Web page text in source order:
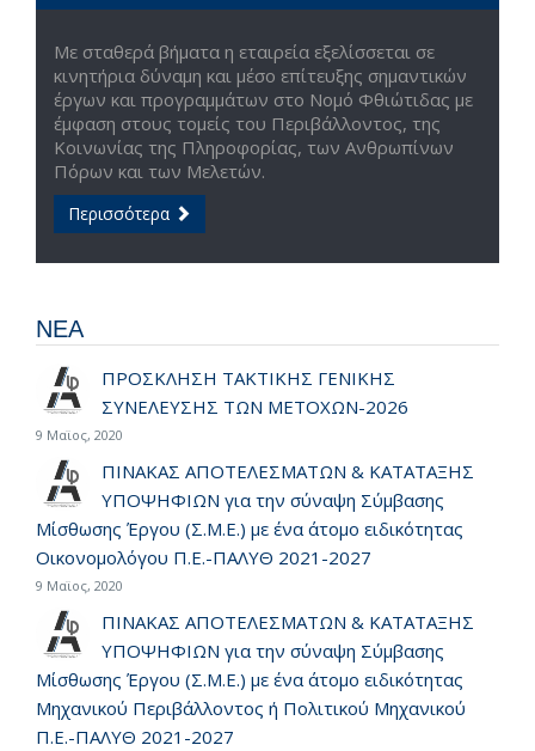
Με σταθερά βήματα η εταιρεία εξελίσσεται σε
κινητήρια δύναμη και μέσο επίτευξης σημαντικών
έργων και προγραμμάτων στο Νομό Φθιώτιδας με
έμφαση στους τομείς του Περιβάλλοντος, της
Κοινωνίας της Πληροφορίας, των Ανθρωπίνων
Πόρων και των Μελετών.
Περισσότερα
ΝΕΑ
ΠΡΟΣΚΛΗΣΗ ΤΑΚΤΙΚΗΣ ΓΕΝΙΚΗΣ
ΣΥΝΕΛΕΥΣΗΣ ΤΩΝ ΜΕΤΟΧΩΝ-2026
9 Μαϊος, 2020
ΠΙΝΑΚΑΣ ΑΠΟΤΕΛΕΣΜΑΤΩΝ & ΚΑΤΑΤΑΞΗΣ
ΥΠΟΨΗΦΙΩΝ για την σύναψη Σύμβασης
Μίσθωσης Έργου (Σ.Μ.Ε.) με ένα άτομο ειδικότητας
Οικονομολόγου Π.Ε.-ΠΑΛΥΘ 2021-2027
9 Μαϊος, 2020
ΠΙΝΑΚΑΣ ΑΠΟΤΕΛΕΣΜΑΤΩΝ & ΚΑΤΑΤΑΞΗΣ
ΥΠΟΨΗΦΙΩΝ για την σύναψη Σύμβασης
Μίσθωσης Έργου (Σ.Μ.Ε.) με ένα άτομο ειδικότητας
Μηχανικού Περιβάλλοντος ή Πολιτικού Μηχανικού
Π.Ε.-ΠΑΛΥΘ 2021-2027